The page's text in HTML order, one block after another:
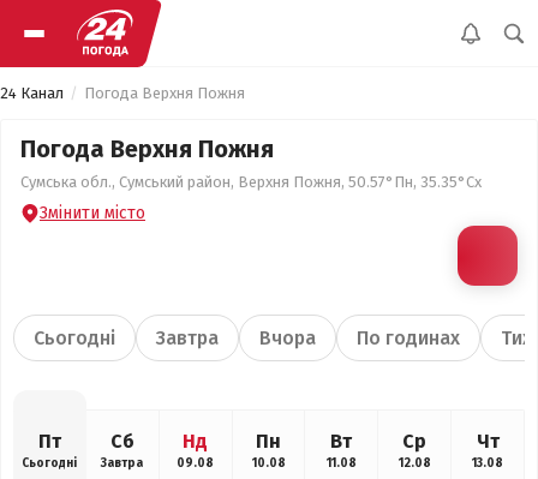
24 Канал Погода Верхня Пожня
Погода Верхня Пожня
Сумська обл., Сумський район, Верхня Пожня, 50.57°Пн, 35.35°Сх
Змінити місто
Сьогодні Завтра Вчора По годинах
Пт
Сьогодні
Сб
Завтра
Нд
09.08
Пн
10.08
Вт
11.08
Ср
12.08
Чт
13.08